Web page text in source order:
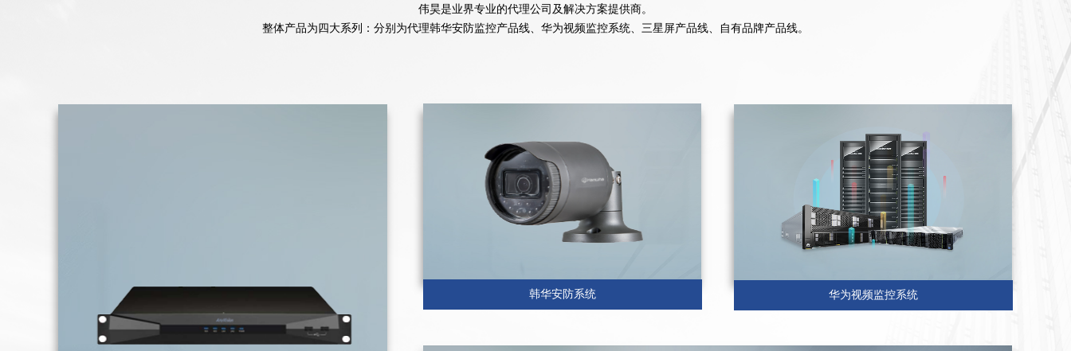
伟昊是业界专业的代理公司及解决方案提供商。
整体产品为四大系列：分别为代理韩华安防监控产品线、华为视频监控系统、三星屏产品线、自有品牌产品线。
韩华安防系统 华为视频监控系统